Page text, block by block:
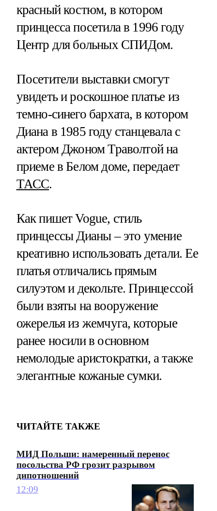
красный костюм, в котором
принцесса посетила в 1996 году
Центр для больных СПИДом.
Посетители выставки смогут
увидеть и роскошное платье из
темно-синего бархата, в котором
Диана в 1985 году станцевала с
актером Джоном Траволтой на
приеме в Белом доме, передает
ТАСС.
Как пишет Vogue, стиль
принцессы Дианы – это умение
креативно использовать детали. Ее
платья отличались прямым
силуэтом и декольте. Принцессой
были взяты на вооружение
ожерелья из жемчуга, которые
ранее носили в основном
немолодые аристократки, а также
элегантные кожаные сумки.
ЧИТАЙТЕ ТАКЖЕ
МИД Польши: намеренный перенос
посольства РФ грозит разрывом
дипотношений
12:09